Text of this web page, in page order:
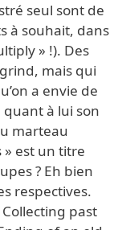
seul sont de
à souhait, dans
» !). Des
mais qui
a envie de
à lui son
marteau
est un titre
? Eh bien
respectives.
past